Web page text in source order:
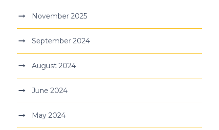
November 2025
September 2024
August 2024
June 2024
May 2024